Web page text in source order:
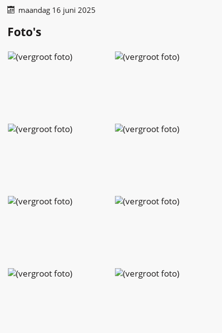
maandag 16 juni 2025
Foto's
Charlotte
Peeters
Charlotte
Peeters
Charlotte
Peeters
Charlotte
Peeters